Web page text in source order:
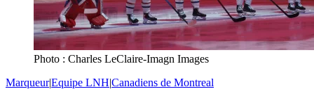
Photo : Charles LeClaire-Imagn Images
Marqueur|Equipe LNH|Canadiens de Montreal